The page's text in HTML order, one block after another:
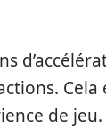
Cela
de jeu.